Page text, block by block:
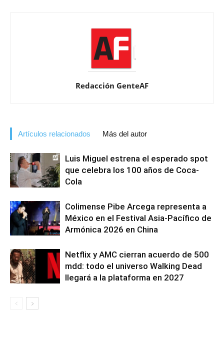
Redacción GenteAF
Artículos relacionados Más del autor
Luis Miguel estrena el esperado spot
que celebra los 100 años de Coca-
Cola
Colimense Pibe Arcega representa a
México en el Festival Asia-Pacífico de
Armónica 2026 en China
Netflix y AMC cierran acuerdo de 500
mdd: todo el universo Walking Dead
llegará a la plataforma en 2027